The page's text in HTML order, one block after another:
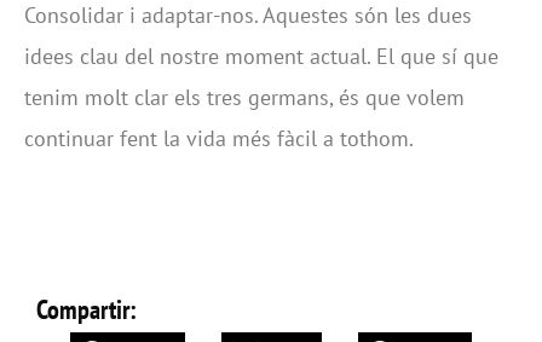
Consolidar i adaptar-nos. Aquestes són les dues
idees clau del nostre moment actual. El que sí que
tenim molt clar els tres germans, és que volem
continuar fent la vida més fàcil a tothom.
Compartir: